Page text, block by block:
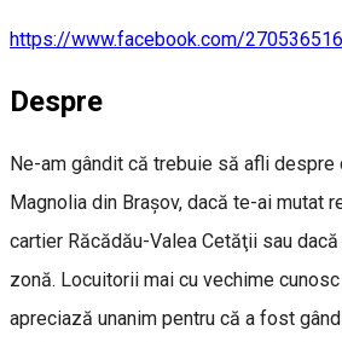
https://www.facebook.com/
Despre
Ne-am gândit că trebuie să afli despre
Magnolia din Braşov, dacă te-ai mutat
cartier Răcădău-Valea Cetăţii sau
zonă. Locuitorii mai cu vechime
apreciază unanim pentru că a fost